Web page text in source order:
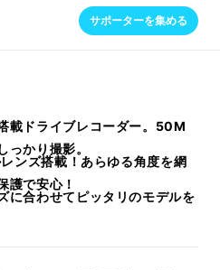
サポーターを集める
載ドライブレコーダー。50M
っかり撮影。
ンズ搭載！あらゆる角度を網
護で安心！
に合わせてピッタリのモデルを